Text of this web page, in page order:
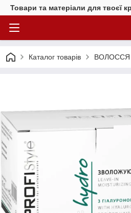
Товари та матеріали для твоєї
Каталог товарiв ВОЛОССЯ